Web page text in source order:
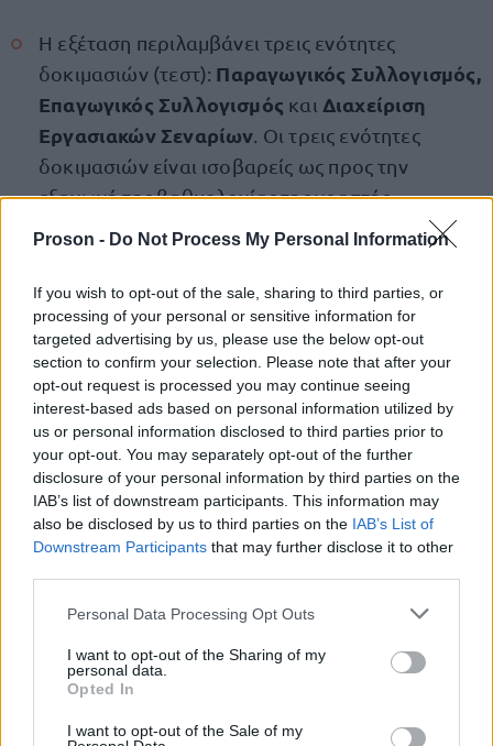
Proson - Do Not Process My Personal Information
If you wish to opt-out of the sale, sharing to third parties, or
processing of your personal or sensitive information for
targeted advertising by us, please use the below opt-out
section to confirm your selection. Please note that after your
opt-out request is processed you may continue seeing
interest-based ads based on personal information utilized by
us or personal information disclosed to third parties prior to
your opt-out. You may separately opt-out of the further
disclosure of your personal information by third parties on the
IAB’s list of downstream participants. This information may
also be disclosed by us to third parties on the IAB’s List of
Downstream Participants that may further disclose it to other
Please note that this website/app uses one or more Google
not limited to your visit or usage behaviour. You may click to
grant or deny consent to Google and its third-party tags to
use your data for below specified purposes in below Google
consent section.
Personal Data Processing Opt Outs
I want to opt-out of the Sharing of my
personal data.
Opted In
I want to opt-out of the Sale of my
Η εξέταση περιλαμβάνει τρεις ενότητες
δοκιμασιών (τεστ): Παραγωγικός Συλλογισμός,
Επαγωγικός Συλλογισμός και Διαχείριση
Εργασιακών Σεναρίων . Οι τρεις ενότητες
δοκιμασιών είναι ισοβαρείς ως προς την
εξαγωγή της βαθμολογίας της γραπτής
εξέτασης, έχουν δηλαδή τον ίδιο συντελεστή
προκύπτει ως ο μέσος όρος των τριών
βαθμολογιών που συγκεντρώνει ο υποψήφιος
σε κάθε επιμέρους ενότητα δοκιμασίας.
Η συνολική διάρκεια της εξέτασης των τριών
ενοτήτων δοκιμασιών είναι περίπου 1 ώρα και
40 λεπτά και σε αυτή συμπεριλαμβάνονται οι
χρόνοι εξοικείωσης για κάθε εξεταζόμενη
ενότητα. Για την εξοικείωση των υποψηφίων με
παραδείγματα για κάθε
εξεταζόμενη ενότητα.
Στην εν λόγω διαγωνιστική διαδικασίαδεν